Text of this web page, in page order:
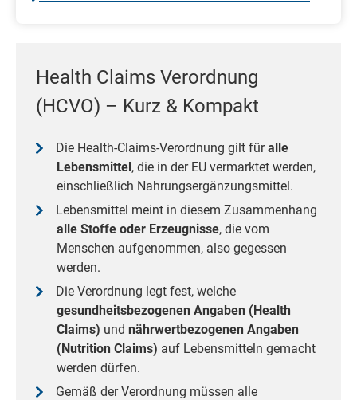
Health Claims Verordnung
(HCVO) – Kurz & Kompakt
Die Health-Claims-Verordnung gilt füralle
Lebensmittel, die in der EU vermarktet werden,
einschließlich Nahrungsergänzungsmittel.
Lebensmittel meint in diesem Zusammenhang
alle Stoffe oder Erzeugnisse, die vom
Menschen aufgenommen, also gegessen
werden.
Die Verordnung legt fest, welche
gesundheitsbezogenen Angaben (Health
Claims) und nährwertbezogenen Angaben
(Nutrition Claims) auf Lebensmitteln gemacht
werden dürfen.
Gemäß der Verordnung müssen alle